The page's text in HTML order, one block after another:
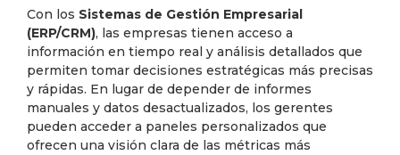
Con los Sistemas de Gestión Empresarial
(ERP/CRM), las empresas tienen acceso a
información en tiempo real y análisis detallados que
permiten tomar decisiones estratégicas más precisas
y rápidas. En lugar de depender de informes
manuales y datos desactualizados, los gerentes
pueden acceder a paneles personalizados que
ofrecen una visión clara de las métricas más